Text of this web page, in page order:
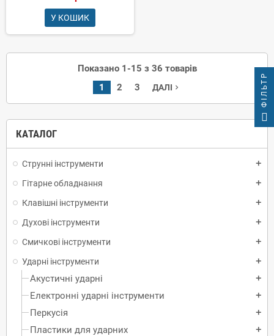
КАТАЛОГ
Струнні інструменти add
Гітарне обладнання add
Клавішні інструменти add
Духові інструменти add
Смичкові інструменти add
Ударні інструменти add
Акустичні ударні add
Електронні ударні інструменти add
Перкусія add
Пластики для ударних add
У КОШИК
Показано 1-15 з 36 товарів
1
2 3 ДАЛІ navigate_next ФІЛЬТР